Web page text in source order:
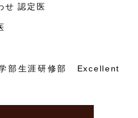
せ 認定医
部生涯研修部 Excellent